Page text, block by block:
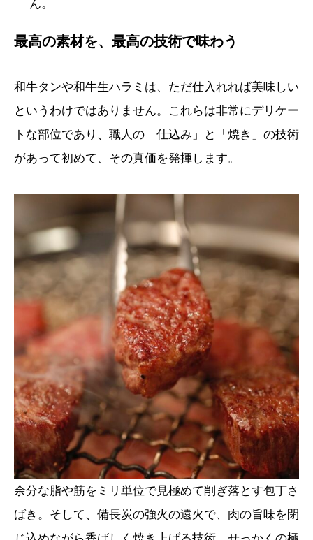
ん。
最高の素材を、最高の技術で味わう
和牛タンや和牛生ハラミは、ただ仕入れれば美味しい
というわけではありません。これらは非常にデリケー
トな部位であり、職人の「仕込み」と「焼き」の技術
があって初めて、その真価を発揮します。
余分な脂や筋をミリ単位で見極めて削ぎ落とす包丁さ
ばき。そして、備長炭の強火の遠火で、肉の旨味を閉